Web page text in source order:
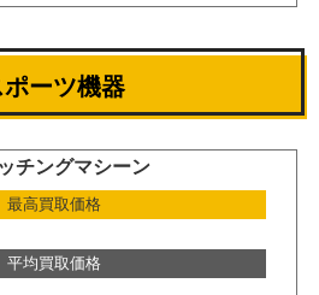
ポーツ機器
チングマシーン
最高買取価格
平均買取価格